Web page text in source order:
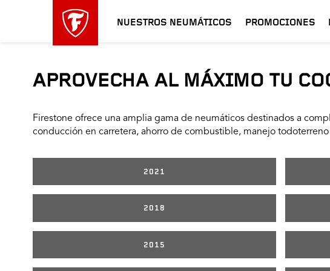
NUESTROS NEUMÁTICOS PROMOCIONES
APROVECHA AL MÁXIMO TU
Firestone ofrece una amplia gama de neumáticos destinados a
conducción en carretera, ahorro de combustible, manejo
2021
2018
2015